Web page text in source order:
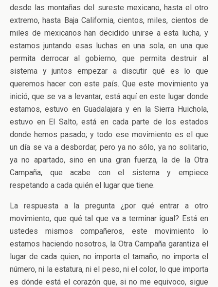
desde las montañas del sureste mexicano, hasta el otro
extremo, hasta Baja California, cientos, miles, cientos de
miles de mexicanos han decidido unirse a esta lucha, y
estamos juntando esas luchas en una sola, en una que
permita derrocar al gobierno, que permita destruir al
sistema y juntos empezar a discutir qué es lo que
queremos hacer con este país. Que este movimiento ya
inició, que se va a levantar, está aquí en este lugar donde
estamos, estuvo en Guadalajara y en la Sierra Huichola,
estuvo en El Salto, está en cada parte de los estados
donde hemos pasado; y todo ese movimiento es el que
un día se va a desbordar, pero ya no sólo, ya no solitario,
ya no apartado, sino en una gran fuerza, la de la Otra
Campaña, que acabe con el sistema y empiece
respetando a cada quién el lugar que tiene.
La respuesta a la pregunta ¿por qué entrar a otro
movimiento, que qué tal que va a terminar igual? Está en
ustedes mismos compañeros, este movimiento lo
estamos haciendo nosotros, la Otra Campaña garantiza el
lugar de cada quien, no importa el tamaño, no importa el
número, ni la estatura, ni el peso, ni el color, lo que importa
es dónde está el corazón que, si no me equivoco, sigue